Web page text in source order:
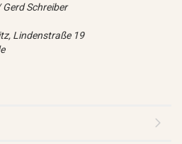
Schreiber
Lindenstraße 19